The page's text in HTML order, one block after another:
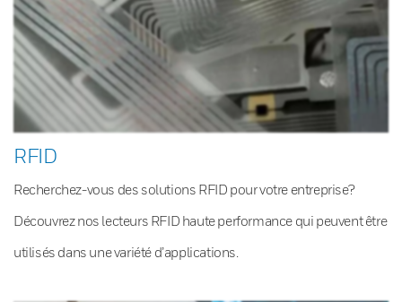
RFID
Recherchez-vous des solutions RFID pour votre entreprise?
Découvrez nos lecteurs RFID haute performance qui peuvent être
utilisés dans une variété d’applications.